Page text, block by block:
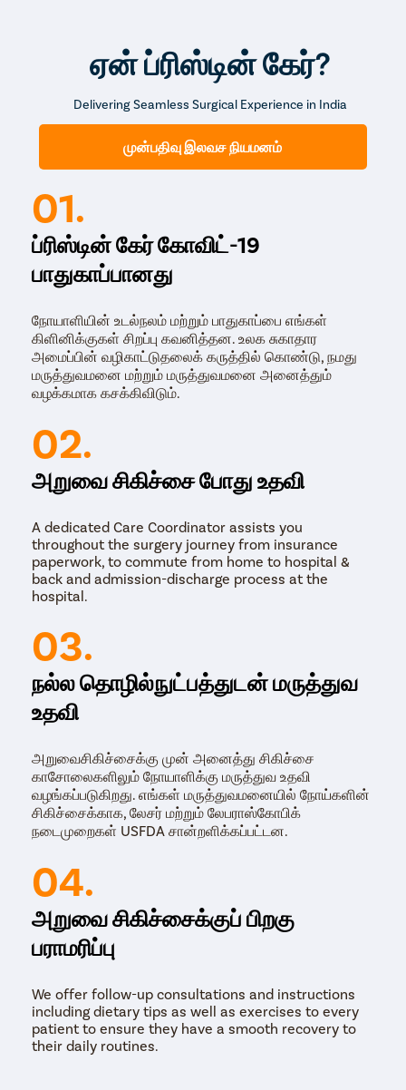
முதல் 30 நிமிடங்கள் ஆகும். நோயாளி அதே நாளில் டிஸ்சார்ஜ்
செய்யப்பட்டு, அறுவை சிகிச்சைக்கு பிந்தைய பராமரிப்புக்கான
ஏன் ப்ரிஸ்டின் கேர்?
Delivering Seamless Surgical Experience in India
முன்பதிவு இலவச நியமனம்
01.
ப்ரிஸ்டின் கேர் கோவிட்-19
பாதுகாப்பானது
நோயாளியின் உடல்நலம் மற்றும் பாதுகாப்பை எங்கள்
கிளினிக்குகள் சிறப்பு கவனித்தன. உலக சுகாதார
அமைப்பின் வழிகாட்டுதலைக் கருத்தில் கொண்டு, நமது
மருத்துவமனை மற்றும் மருத்துவமனை அனைத்தும்
வழக்கமாக கசக்கிவிடும்.
02.
அறுவை சிகிச்சை போது உதவி
A dedicated Care Coordinator assists you
throughout the surgery journey from insurance
paperwork, to commute from home to hospital &
back and admission-discharge process at the
hospital.
03.
நல்ல தொழில்நுட்பத்துடன் மருத்துவ
உதவி
அறுவைசிகிச்சைக்கு முன் அனைத்து சிகிச்சை
காசோலைகளிலும் நோயாளிக்கு மருத்துவ உதவி
வழங்கப்படுகிறது. எங்கள் மருத்துவமனையில் நோய்களின்
சிகிச்சைக்காக, லேசர் மற்றும் லேபராஸ்கோபிக்
நடைமுறைகள் USFDA சான்றளிக்கப்பட்டன.
04.
அறுவை சிகிச்சைக்குப் பிறகு
பராமரிப்பு
We offer follow-up consultations and instructions
including dietary tips as well as exercises to every
patient to ensure they have a smooth recovery to
their daily routines.